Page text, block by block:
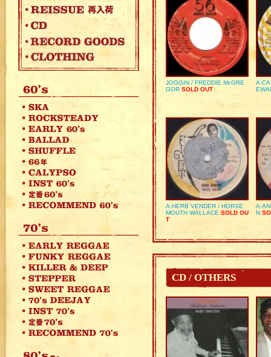
JOGGIN / FREDDIE McGRE
GOR SOLD OUT
A:HERB VENDER / HORSE
MOUTH WALLACE SOLD OU
T
N
CD / OTHERS